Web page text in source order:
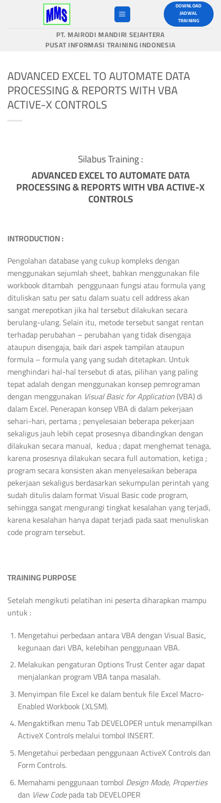
DOWNLOAD
JADWAL
TRAINING
PT. MAIRODI MANDIRI SEJAHTERA
PUSAT INFORMASI TRAINING INDONESIA
ADVANCED EXCEL TO AUTOMATE DATA
PROCESSING & REPORTS WITH VBA
ACTIVE-X CONTROLS
Silabus Training :
ADVANCED EXCEL TO AUTOMATE DATA
PROCESSING & REPORTS WITH VBA ACTIVE-X
CONTROLS
INTRODUCTION :
Pengolahan database yang cukup kompleks dengan
menggunakan sejumlah sheet, bahkan menggunakan file
workbook ditambah penggunaan fungsi atau formula yang
dituliskan satu per satu dalam suatu cell address akan
sangat merepotkan jika hal tersebut dilakukan secara
berulang-ulang. Selain itu, metode tersebut sangat rentan
terhadap perubahan – perubahan yang tidak disengaja
ataupun disengaja, baik dari aspek tampilan ataupun
formula – formula yang yang sudah ditetapkan. Untuk
menghindari hal-hal tersebut di atas, pilihan yang paling
tepat adalah dengan menggunakan konsep pemrograman
dengan menggunakan Visual Basic for Application(VBA) di
dalam Excel. Penerapan konsep VBA di dalam pekerjaan
sehari-hari, pertama ; penyelesaian beberapa pekerjaan
sekaligus jauh lebih cepat prosesnya dibandingkan dengan
dilakukan secara manual, kedua ; dapat menghemat tenaga,
karena prosesnya dilakukan secara full automation, ketiga ;
program secara konsisten akan menyelesaikan beberapa
pekerjaan sekaligus berdasarkan sekumpulan perintah yang
sudah ditulis dalam format Visual Basic code program,
sehingga sangat mengurangi tingkat kesalahan yang terjadi,
karena kesalahan hanya dapat terjadi pada saat menuliskan
code program tersebut.
TRAININGPURPOSE
Setelah mengikuti pelatihan ini peserta diharapkan mampu
untuk :
Mengetahui perbedaan antara VBA dengan Visual Basic,
kegunaan dari VBA, kelebihan penggunaan VBA.
Melakukan pengaturan Options Trust Center agar dapat
menjalankan program VBA tanpa masalah.
Menyimpan file Excel ke dalam bentuk file Excel Macro-
Enabled Workbook (.XLSM).
Mengaktifkan menu Tab DEVELOPER untuk menampilkan
ActiveX Controls melalui tombol INSERT.
Mengetahui perbedaan penggunaan ActiveX Controls dan
Form Controls.
Memahami penggunaan tombol Design Mode, Properties
dan View Codepada tab DEVELOPER